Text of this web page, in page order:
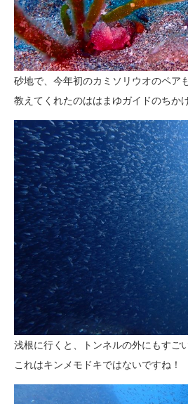
砂地で、今年初のカミソリウオのペア
教えてくれたのははまゆガイドのちか
浅根に行くと、トンネルの外にもすご
これはキンメモドキではないですね！